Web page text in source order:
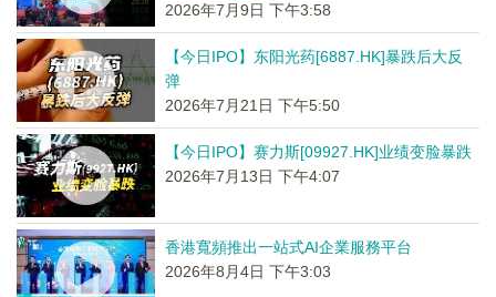
2026年7月9日 下午3:58
【今日IPO】东阳光药[6887.HK]暴跌后大反
弹
2026年7月21日 下午5:50
【今日IPO】赛力斯[09927.HK]业绩变脸暴跌
2026年7月13日 下午4:07
香港寬頻推出一站式AI企業服務平台
2026年8月4日 下午3:03